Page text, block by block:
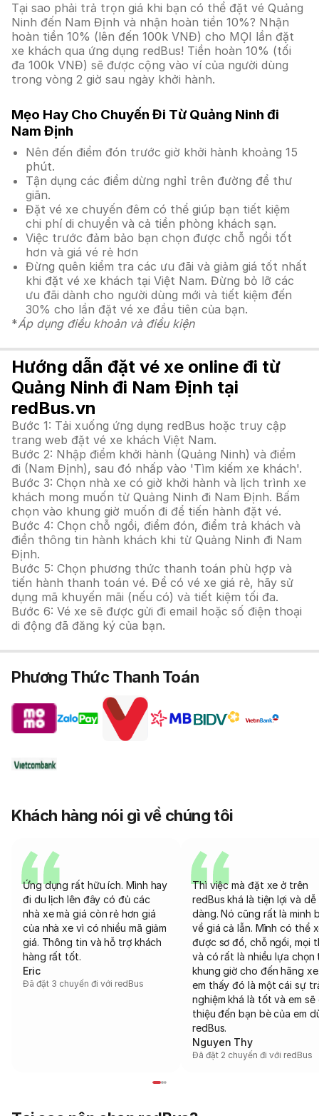
Tại sao phải trả trọn giá khi bạn có thể đặt vé Quảng
Ninh đến Nam Định và nhận hoàn tiền 10%? Nhận
hoàn tiền 10% (lên đến 100k VNĐ) cho MỌI lần đặt
xe khách qua ứng dụng redBus! Tiền hoàn 10% (tối
đa 100k VNĐ) sẽ được cộng vào ví của người dùng
trong vòng 2 giờ sau ngày khởi hành.
Mẹo Hay Cho Chuyến Đi Từ Quảng Ninh đi
Nam Định
Nên đến điểm đón trước giờ khởi hành khoảng 15
phút.
Tận dụng các điểm dừng nghỉ trên đường để thư
giãn.
Đặt vé xe chuyến đêm có thể giúp bạn tiết kiệm
chi phí di chuyển và cả tiền phòng khách sạn.
Việc trước đảm bảo bạn chọn được chỗ ngồi tốt
hơn và giá vé rẻ hơn
Đừng quên kiểm tra các ưu đãi và giảm giá tốt nhất
khi đặt vé xe khách tại Việt Nam. Đừng bỏ lỡ các
ưu đãi dành cho người dùng mới và tiết kiệm đến
30% cho lần đặt vé xe đầu tiên của bạn.
*Áp dụng điều khoản và điều kiện
Hướng dẫn đặt vé xe online đi từ
Quảng Ninh đi Nam Định tại
redBus.vn
Bước 1: Tải xuống ứng dụng redBus hoặc truy cập
trang web đặt vé xe khách Việt Nam.
Bước 2: Nhập điểm khởi hành (Quảng Ninh) và điểm
đi (Nam Định), sau đó nhấp vào 'Tìm kiếm xe khách'.
Bước 3: Chọn nhà xe có giờ khởi hành và lịch trình xe
khách mong muốn từ Quảng Ninh đi Nam Định. Bấm
chọn vào khung giờ muốn đi để tiến hành đặt vé.
Bước 4: Chọn chỗ ngồi, điểm đón, điểm trả khách và
điền thông tin hành khách khi từ Quảng Ninh đi Nam
Định.
Bước 5: Chọn phương thức thanh toán phù hợp và
tiến hành thanh toán vé. Để có vé xe giá rẻ, hãy sử
dụng mã khuyến mãi (nếu có) và tiết kiệm tối đa.
Bước 6: Vé xe sẽ được gửi đi email hoặc số điện thoại
di động đã đăng ký của bạn.
Phương Thức Thanh Toán
Khách hàng nói gì về chúng tôi
Ứng dụng rất hữu ích. Mình hay
đi du lịch lên đây có đủ các
nhà xe mà giá còn rẻ hơn giá
của nhà xe vì có nhiều mã giảm
giá. Thông tin và hỗ trợ khách
hàng rất tốt.
Eric
Đã đặt 3 chuyến đi với redBus
Thì việc mà đặt xe ở trên
redBus khá là tiện lợi và dễ
dàng. Nó cũng rất là minh
về giá cả lẫn. Mình có thể
được sơ đồ, chỗ ngồi, mọi
và có rất là nhiều lựa chọn
khung giờ cho đến hãng
em thấy đó là một cái sự
nghiệm khá là tốt và em sẽ
thiệu đến bạn bè của em
redBus.
Nguyen Thy
Đã đặt 2 chuyến đi với redBus